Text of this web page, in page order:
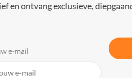
en ontvang exclusieve,
e-mail